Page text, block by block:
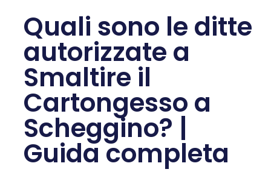
Quali sono le ditte
autorizzate a
Smaltire il
Cartongesso a
Scheggino? |
Guida completa